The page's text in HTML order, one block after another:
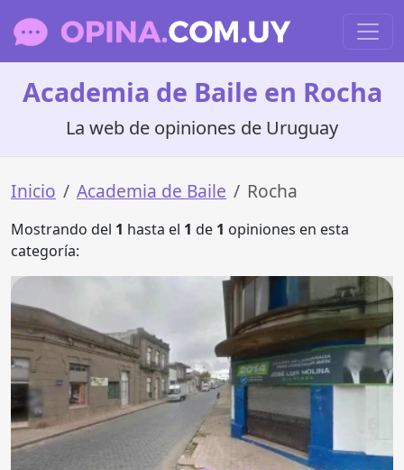
Academia de Baile en Rocha
La web de opiniones de Uruguay
Inicio Academia de Baile Rocha
Mostrando del 1 hasta el 1 de 1 opiniones en esta
categoría: